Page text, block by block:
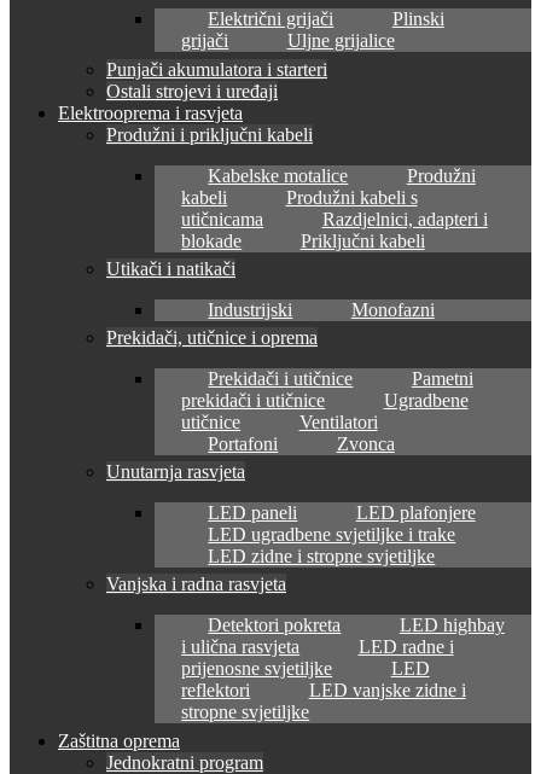
Električni grijači
Plinski
grijači
Uljne grijalice
Punjači akumulatora i starteri
Ostali strojevi i uređaji
Elektrooprema i rasvjeta
Produžni i priključni kabeli
Kabelske motalice
Produžni
kabeli
Produžni kabeli s
utičnicama
Razdjelnici, adapteri i
blokade
Priključni kabeli
Utikači i natikači
Industrijski
Monofazni
Prekidači, utičnice i oprema
Prekidači i utičnice
Pametni
prekidači i utičnice
Ugradbene
utičnice
Ventilatori
Portafoni
Zvonca
Unutarnja rasvjeta
LED paneli
LED plafonjere
LED ugradbene svjetiljke i trake
LED zidne i stropne svjetiljke
Vanjska i radna rasvjeta
Detektori pokreta
LED highbay
i ulična rasvjeta
LED radne i
prijenosne svjetiljke
LED
reflektori
LED vanjske zidne i
stropne svjetiljke
Zaštitna oprema
Jednokratni program